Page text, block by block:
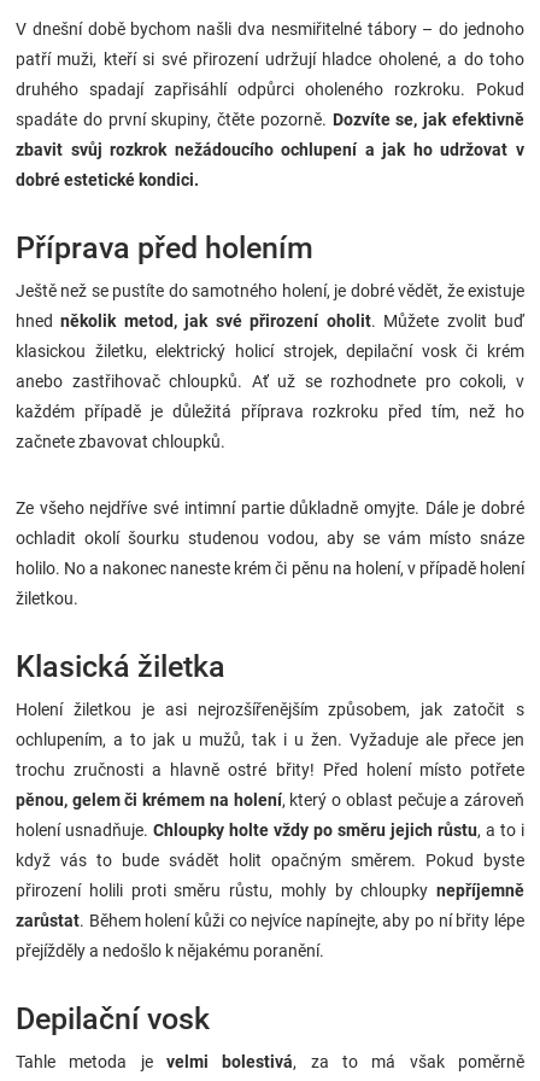
Značky
Blog
Hračkářství
V dnešní době bychom našli dva nesmiřitelné tábory – do jednoho
patří muži, kteří si své přirození udržují hladce oholené, a do toho
druhého spadají zapřisáhlí odpůrci oholeného rozkroku. Pokud
spadáte do první skupiny, čtěte pozorně. Dozvíte se, jak efektivně
zbavit svůj rozkrok nežádoucího ochlupení a jak ho udržovat v
dobré estetické kondici.
Příprava před holením
Ještě než se pustíte do samotného holení, je dobré vědět, že existuje
hnedněkolik metod, jak své přirození oholit. Můžete zvolit buď
klasickou žiletku, elektrický holicí strojek, depilační vosk či krém
anebo zastřihovač chloupků. Ať už se rozhodnete pro cokoli, v
každém případě je důležitá příprava rozkroku před tím, než ho
začnete zbavovat chloupků.
Ze všeho nejdříve své intimní partie důkladně omyjte. Dále je dobré
ochladit okolí šourku studenou vodou, aby se vám místo snáze
holilo. No a nakonec naneste krém či pěnu na holení, v případě holení
žiletkou.
Klasická žiletka
Holení žiletkou je asi nejrozšířenějším způsobem, jak zatočit s
ochlupením, a to jak u mužů, tak i u žen. Vyžaduje ale přece jen
trochu zručnosti a hlavně ostré břity! Před holení místo potřete
pěnou, gelem či krémem na holení, který o oblast pečuje a zároveň
holení usnadňuje. Chloupky holte vždy po směru jejich růstu, a to i
když vás to bude svádět holit opačným směrem. Pokud byste
přirození holili proti směru růstu, mohly by chloupky nepříjemně
zarůstat. Během holení kůži co nejvíce napínejte, aby po ní břity lépe
přejížděly a nedošlo k nějakému poranění.
Depilační vosk
Tahle metoda je velmi bolestivá, za to má však poměrně